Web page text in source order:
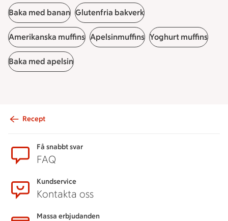
Baka med banan Glutenfria bakverk
Amerikanska muffins Apelsinmuffins Yoghurt muffins
Baka med apelsin
Recept
Få snabbt svar
FAQ
Kundservice
Kontakta oss
Massa erbjudanden